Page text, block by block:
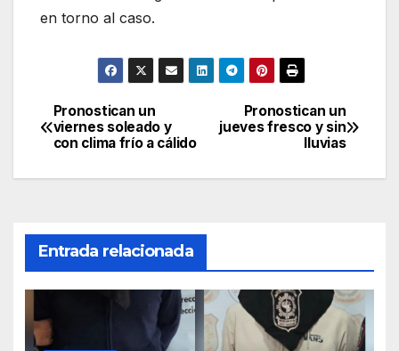
en torno al caso.
Navegación
de
Pronostican un
jueves fresco y sin
lluvias
Pronostican un
viernes soleado y
con clima frío a cálido
Entrada relacionada